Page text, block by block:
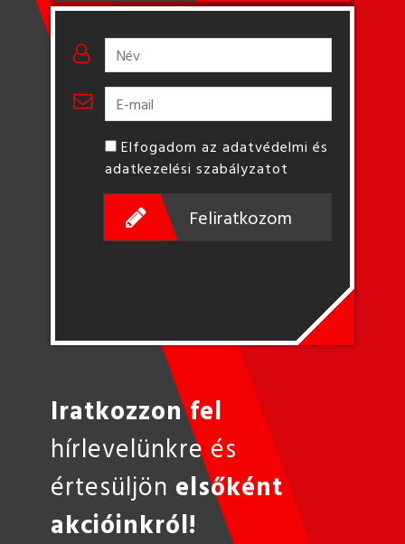
Elfogadom az adatvédelmi és
adatkezelési szabályzatot
Feliratkozom
Iratkozzon fel
hírlevelünkre és
értesüljön elsőként
akcióinkról!